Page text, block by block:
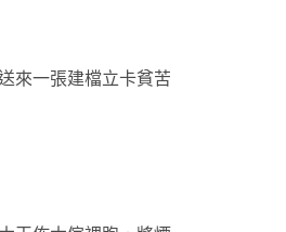
來一張建檔立卡貧苦